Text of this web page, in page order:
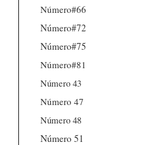
Número#66
Número#72
Número#75
Número#81
Número 43
Número 47
Número 48
Número 51